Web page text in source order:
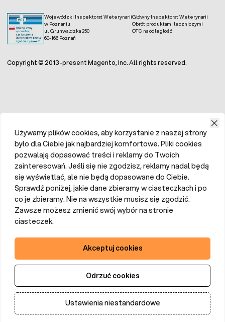
Ilość
Wojewódzki Inspektorat Weterynarii
w Poznaniu
ul. Grunwaldzka 250
60-166 Poznań
Główny Inspektorat Weterynarii
Obrót produktami leczniczymi
OTC na odległość
Copyright © 2013-present Magento, Inc. All rights reserved.
Używamy plików cookies, aby korzystanie z naszej strony
było dla Ciebie jak najbardziej komfortowe. Pliki cookies
pozwalają dopasować treści i reklamy do Twoich
zainteresowań. Jeśli się nie zgodzisz, reklamy nadal będą
się wyświetlać, ale nie będą dopasowane do Ciebie.
Sprawdź poniżej, jakie dane zbieramy w ciasteczkach i po
co je zbieramy. Nie na wszystkie musisz się zgodzić.
Zawsze możesz zmienić swój wybór na stronie
ciasteczek.
Akceptuj cookies
Odrzuć cookies
Ustawienia niestandardowe